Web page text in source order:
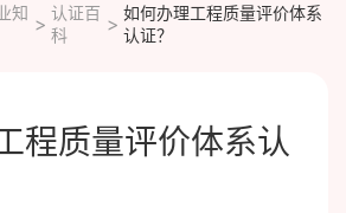
知
认证百
科
如何办理工程质量评价体系
认证？
程质量评价体系认